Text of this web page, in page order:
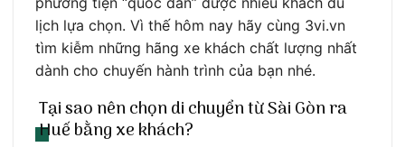
lịch lựa chọn. Vì thế hôm nay hãy cùng 3vi.vn
tìm kiễm những hãng xe khách chất lượng nhất
dành cho chuyến hành trình của bạn nhé.
Tại sao nên chọn di chuyển từ Sài Gòn ra
Huế bằng xe khách?